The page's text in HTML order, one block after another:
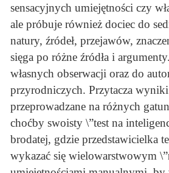
sensacyjnych umiejętności czy
ale próbuje również dociec do
natury, źródeł, przejawów,
sięga po różne źródła i
własnych obserwacji oraz do
przyrodniczych. Przytacza wyniki
przeprowadzane na różnych
choćby swoisty \”test na
brodatej, gdzie przedstawicielka
wykazać się wielowarstwowym